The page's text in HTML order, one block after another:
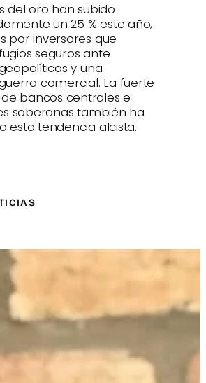
del oro han subido
un 25 % este año,
por inversores que
seguros ante
y una
comercial. La fuerte
bancos centrales e
soberanas también ha
esta tendencia alcista.